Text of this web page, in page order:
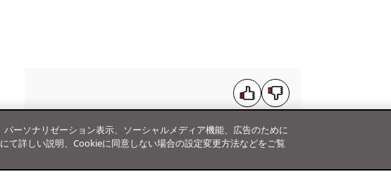
ーソナリゼーション表示、ソーシャルメディア機能、広告のために
て詳しい説明、Cookieに同意しない場合の設定変更方法などをご覧